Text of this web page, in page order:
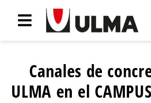
Canales de
ULMA en el